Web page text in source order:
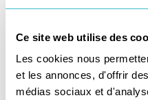
Ce site web utilise des
Les cookies nous
et les annonces, d'offrir
médias sociaux et
AGENDA